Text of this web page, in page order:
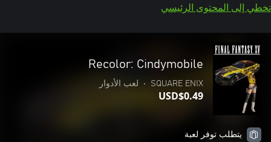
تخطي إلى المحتوى الرئيسي
Recolor: Cindymobile
SQUARE ENIX
• لعب الأدوار
USD$0.49
يتطلب توفر لعبة